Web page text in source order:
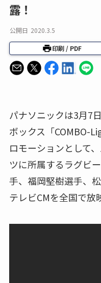
露！
公開日 2020.3.5
印刷 / PDF
パナソニックは3月7
ボックス「COMBO-
ロモーションとして
ツに所属するラグビ
手、福岡堅樹選手、
テレビCMを全国で放